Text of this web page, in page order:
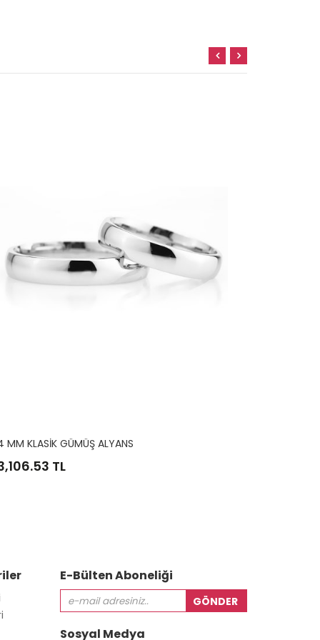
4 Mm Siyah Kaplama Düz Gümüş Alyans
1,863.92TL
E-Bülten Aboneliği
Sosyal Medya